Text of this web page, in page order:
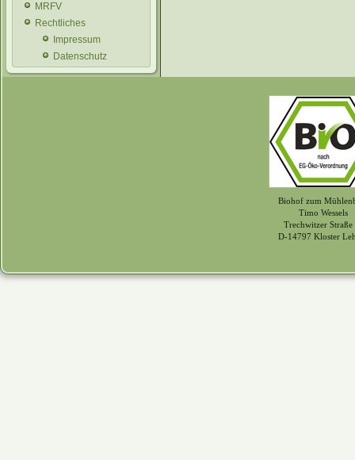
MRFV
Rechtliches
Impressum
Datenschutz
Biohof zum
Timo Wessels
Trechwitzer Straße
D-14797 Kloster